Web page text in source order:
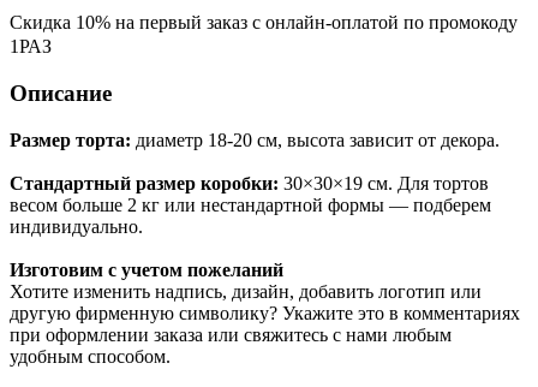
Скидка 10% на первый заказ с онлайн-оплатой по промокоду
1РАЗ
Описание
Размер торта: диаметр 18-20 см, высота зависит от декора.
Стандартный размер коробки: 30×30×19 см. Для тортов
весом больше 2 кг или нестандартной формы — подберем
индивидуально.
Изготовим с учетом пожеланий
Хотите изменить надпись, дизайн, добавить логотип или
другую фирменную символику? Укажите это в комментариях
при оформлении заказа или свяжитесь с нами любым
удобным способом.